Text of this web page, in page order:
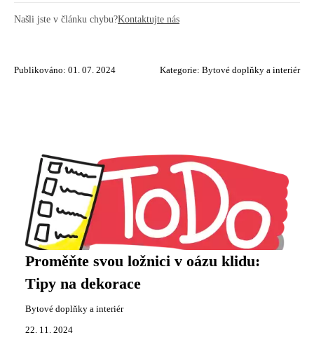
Našli jste v článku chybu?Kontaktujte nás
Publikováno: 01. 07. 2024 Kategorie: Bytové doplňky a interiér
Proměňte svou ložnici v oázu klidu:
Tipy na dekorace
Bytové doplňky a interiér
22. 11. 2024